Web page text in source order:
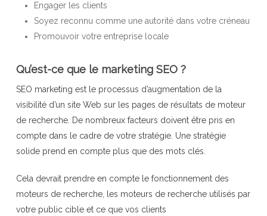
Engager les clients
Soyez reconnu comme une autorité dans votre créneau
Promouvoir votre entreprise locale
Qu’est-ce que le marketing SEO ?
SEO marketing est le processus d’augmentation de la
visibilité d’un site Web sur les pages de résultats de moteur
de recherche. De nombreux facteurs doivent être pris en
compte dans le cadre de votre stratégie. Une stratégie
solide prend en compte plus que des mots clés.
Cela devrait prendre en compte le fonctionnement des
moteurs de recherche, les moteurs de recherche utilisés par
votre public cible et ce que vos clients